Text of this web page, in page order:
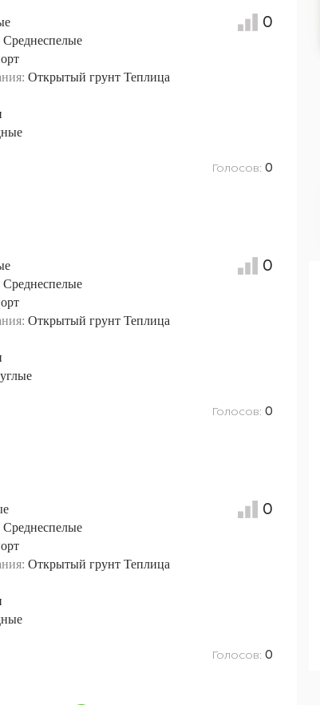
Среднеспелые
Открытый грунт Теплица
0
Голосов: 0
Среднеспелые
Открытый грунт Теплица
0
Голосов: 0
Среднеспелые
Открытый грунт Теплица
0
Голосов: 0